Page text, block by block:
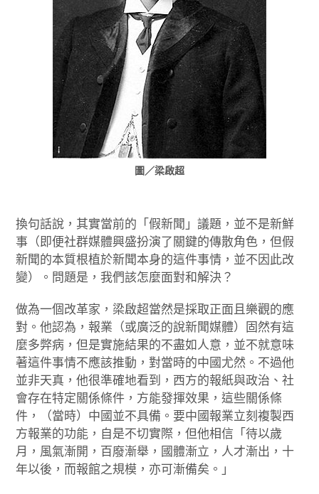
圖／梁啟超
換句話說，其實當前的「假新聞」議題，並不是新鮮
事（即便社群媒體興盛扮演了關鍵的傳散角色，但假
新聞的本質根植於新聞本身的這件事情，並不因此改
變）。問題是，我們該怎麼面對和解決？
做為一個改革家，梁啟超當然是採取正面且樂觀的應
對。他認為，報業（或廣泛的說新聞媒體）固然有這
麼多弊病，但是實施結果的不盡如人意，並不就意味
著這件事情不應該推動，對當時的中國尤然。不過他
並非天真，他很準確地看到，西方的報紙與政治、社
會存在特定關係條件，方能發揮效果，這些關係條
件，（當時）中國並不具備。要中國報業立刻複製西
方報業的功能，自是不切實際，但他相信「待以歲
月，風氣漸開，百廢漸舉，國體漸立，人才漸出，十
年以後，而報館之規模，亦可漸備矣。」